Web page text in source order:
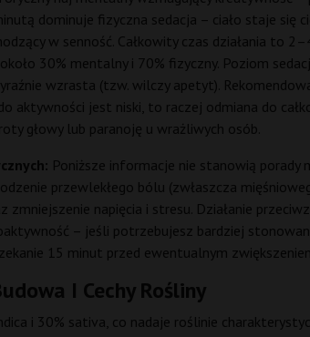
dominuje fizyczna sedacja – ciało staje się
w senność. Całkowity czas działania to
30% mentalny i 70% fizyczny. Poziom
wzrasta (tzw. wilczy apetyt).
aktywności jest niski, to raczej odmiana do
głowy lub paranoję u wrażliwych osób.
Poniższe informacje nie stanowią porady
przewlekłego bólu (zwłaszcza
zmniejszenie napięcia i stresu. Działanie
– jeśli potrzebujesz bardziej
15 minut przed ewentualnym
I Cechy Rośliny
i 30% sativa, co nadaje roślinie